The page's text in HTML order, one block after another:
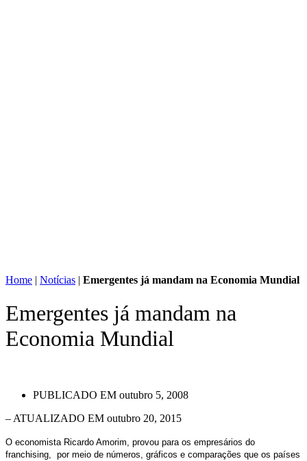
Home | Notícias | Emergentes já mandam na Economia Mundial
Emergentes já mandam na
Economia Mundial
PUBLICADO EM outubro 5, 2008
– ATUALIZADO EM outubro 20, 2015
O economista Ricardo Amorim, provou para os empresários do
franchising, por meio de números, gráficos e comparações que os países